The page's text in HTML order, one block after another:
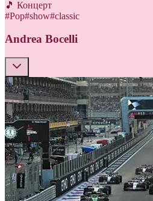
🎵 Концерт
#Pop#show#classic
Andrea Bocelli